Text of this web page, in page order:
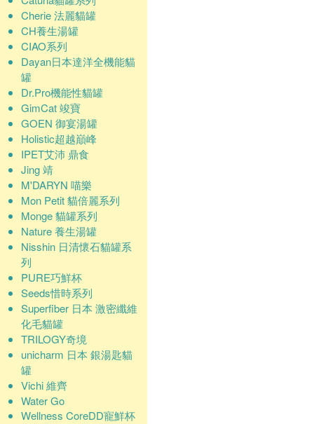
Cherie 法麗貓罐
CH養生湯罐
CIAO系列
Dayan日本達洋全機能貓
罐
Dr.Pro機能性貓罐
GimCat 竣寶
GOEN 御宴湯罐
Holistic超越巔峰
IPET艾沛 鼎食
Jing 靖
M'DARYN 喵樂
Mon Petit 貓倍麗系列
Monge 貓罐系列
Nature 養生湯罐
Nisshin 日清懷石貓罐系
列
PURE巧鮮杯
Seeds惜時系列
Superfiber 日本 激密纖維
化毛貓罐
TRILOGY奇境
unicharm 日本 銀湯匙貓
罐
Vichi 維齊
Water Go
Wellness CoreDD寵鮮杯